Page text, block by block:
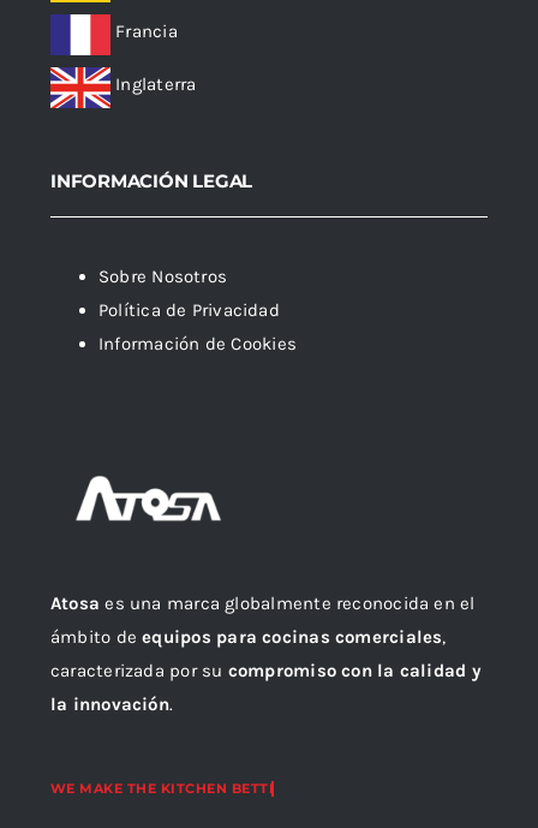
Atosa es una marca globalmente reconocida en el
ámbito deequipos para cocinas comerciales,
caracterizada por su compromiso con la calidad y
la innovación.
Francia
Inglaterra
INFORMACIÓN LEGAL
Sobre Nosotros
Política de Privacidad
Información de Cookies